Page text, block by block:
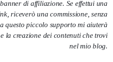
di affiliazione. Se effettui una
riceverò una commissione, senza
questo piccolo supporto mi aiuterà
la creazione dei contenuti che trovi
nel mio blog.